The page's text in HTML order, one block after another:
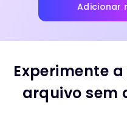
Adicionar
Experimente
arquivo sem